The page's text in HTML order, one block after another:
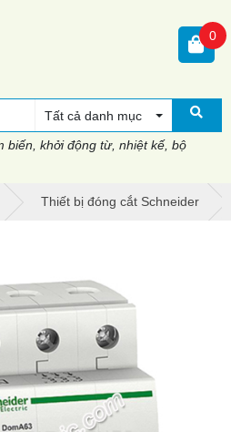
Tất cả danh mục
biến, khởi động từ, nhiệt kế, bộ
0
Thiết bị đóng cắt Schneider